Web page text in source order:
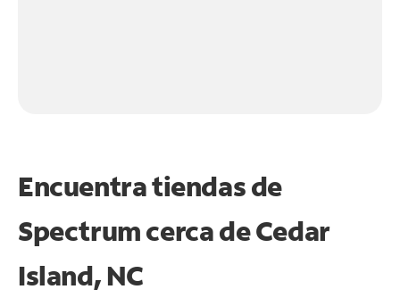
Encuentra tiendas de
Spectrum cerca deCedar
Island, NC